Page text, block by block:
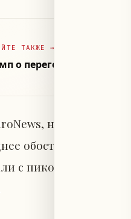
ТАКЖЕ →
о переговорах с
несмотря на
обострение
с пиков,